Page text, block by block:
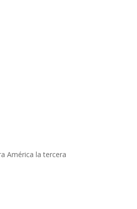
América la tercera